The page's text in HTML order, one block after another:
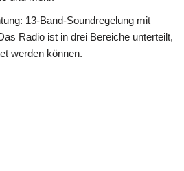
13-Band-Soundregelung mit
Radio ist in drei Bereiche unterteilt,
werden können.